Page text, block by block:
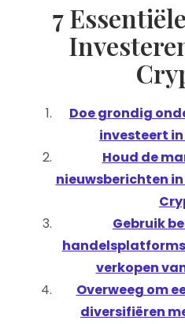
7
Doe grondig
investeert
Houd de
nieuwsberichten
Gebruik
verkopen
Overweeg om
diversifiëren